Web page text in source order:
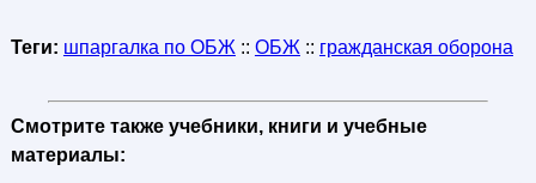
Теги: шпаргалка по ОБЖ :: ОБЖ :: гражданская оборона
Смотрите также учебники, книги и учебные
материалы: